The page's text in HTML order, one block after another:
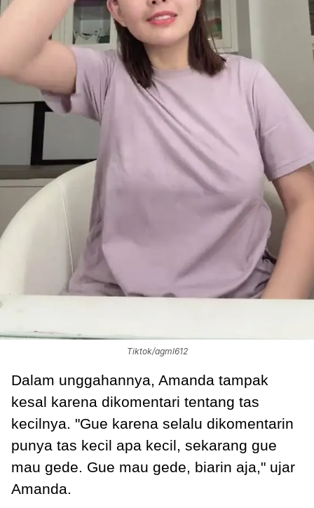
Tiktok/agml612
Dalam unggahannya, Amanda tampak
kesal karena dikomentari tentang tas
kecilnya. "Gue karena selalu dikomentarin
punya tas kecil apa kecil, sekarang gue
mau gede. Gue mau gede, biarin aja," ujar
Amanda.